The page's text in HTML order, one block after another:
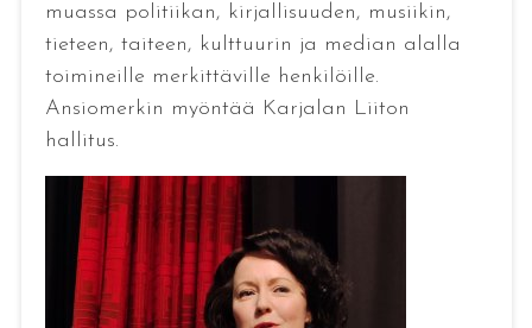
muassa politiikan, kirjallisuuden, musiikin,
tieteen, taiteen, kulttuurin ja median alalla
toimineille merkittäville henkilöille.
Ansiomerkin myöntää Karjalan Liiton
hallitus.